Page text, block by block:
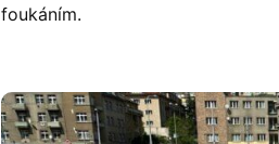
foukáním.